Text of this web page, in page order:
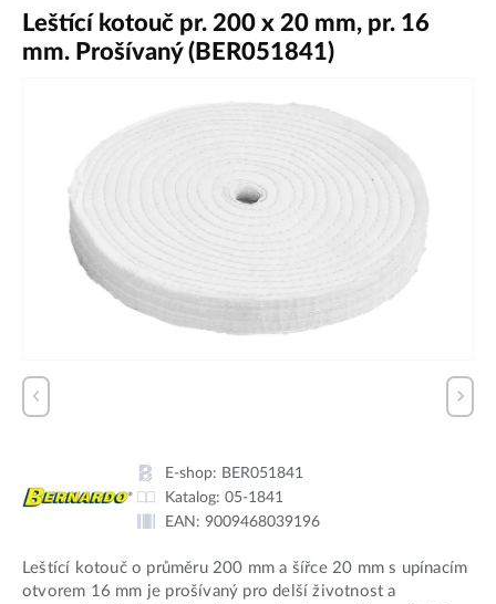
Leštící kotouč pr. 200 x 20 mm, pr. 16
mm. Prošívaný (BER051841)
E-shop: BER051841
Katalog: 05-1841
EAN: 9009468039196
Leštící kotouč o průměru 200 mm a šířce 20 mm s upínacím
otvorem 16 mm je prošívaný pro delší životnost a